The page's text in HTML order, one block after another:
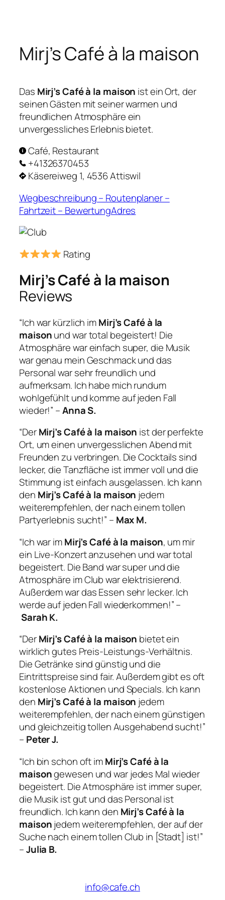
springen
Mirj’s Café à la maison
Das Mirj’s Café à la maison ist ein Ort, der
seinen Gästen mit seiner warmen und
freundlichen Atmosphäre ein
unvergessliches Erlebnis bietet.
Café, Restaurant
+41326370453
Käsereiweg 1, 4536 Attiswil
Wegbeschreibung – Routenplaner –
Fahrtzeit – BewertungAdres
Rating
Mirj’s Café à la maison
Reviews
“Ich war kürzlich imMirj’s Café à la
maisonund war total begeistert! Die
Atmosphäre war einfach super, die Musik
war genau mein Geschmack und das
Personal war sehr freundlich und
aufmerksam. Ich habe mich rundum
wohlgefühlt und komme auf jeden Fall
wieder!” –Anna S.
“DerMirj’s Café à la maison ist der perfekte
Ort, um einen unvergesslichen Abend mit
Freunden zu verbringen. Die Cocktails sind
lecker, die Tanzfläche ist immer voll und die
Stimmung ist einfach ausgelassen. Ich kann
den Mirj’s Café à la maison jedem
weiterempfehlen, der nach einem tollen
Partyerlebnis sucht!” – Max M.
“Ich war imMirj’s Café à la maison, um mir
ein Live-Konzert anzusehen und war total
begeistert. Die Band war super und die
Atmosphäre im Club war elektrisierend.
Außerdem war das Essen sehr lecker. Ich
werde auf jeden Fall wiederkommen!” –
Sarah K.
“DerMirj’s Café à la maison bietet ein
wirklich gutes Preis-Leistungs-Verhältnis.
Die Getränke sind günstig und die
Eintrittspreise sind fair. Außerdem gibt es oft
kostenlose Aktionen und Specials. Ich kann
den Mirj’s Café à la maison jedem
weiterempfehlen, der nach einem günstigen
und gleichzeitig tollen Ausgehabend sucht!”
– Peter J.
“Ich bin schon oft imMirj’s Café à la
maisongewesen und war jedes Mal wieder
begeistert. Die Atmosphäre ist immer super,
die Musik ist gut und das Personal ist
freundlich. Ich kann den Mirj’s Café à la
maisonjedem weiterempfehlen, der auf der
Suche nach einem tollen Club in [Stadt] ist!”
–Julia B.
info@cafe.ch